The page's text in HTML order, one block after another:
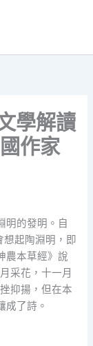
學解讀
作家
明的發明。自
想起陶淵明，即
農本草經》說
采花，十一月
抑揚，但在本
成了詩。